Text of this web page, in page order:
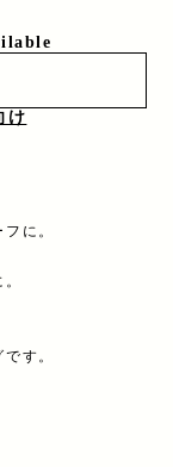
け
に。
す。